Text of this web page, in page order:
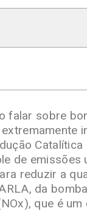
falar sobre
de emissões
reduzir a
da
que é